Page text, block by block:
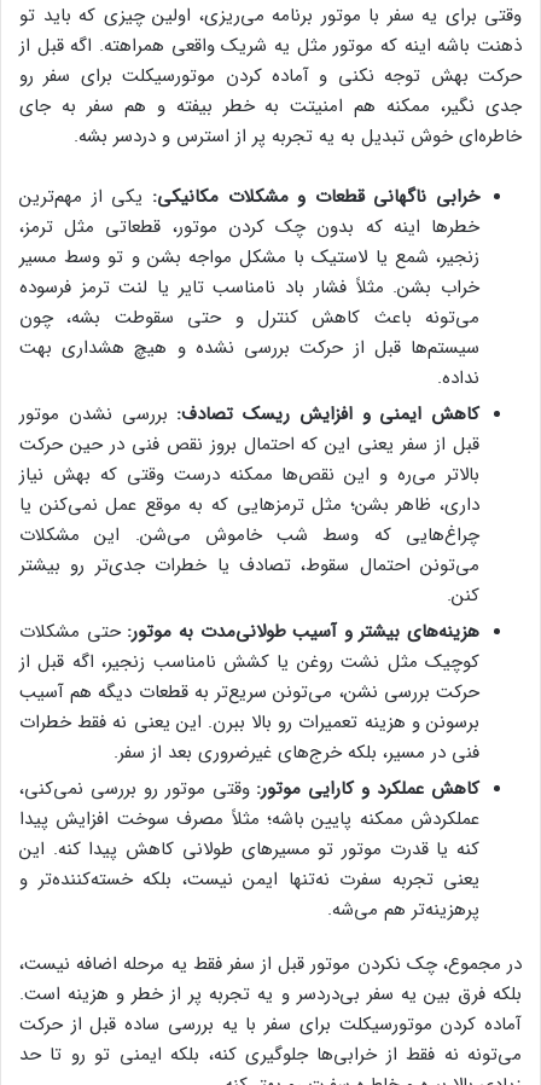
وقتی برای یه سفر با موتور برنامه می‌ریزی، اولین چیزی که باید تو
ذهنت باشه اینه که موتور مثل یه شریک واقعی همراهته. اگه قبل از
حرکت بهش توجه نکنی و آماده کردن موتورسیکلت برای سفر رو
جدی نگیر، ممکنه هم امنیتت به خطر بیفته و هم سفر به جای
خاطره‌ای خوش تبدیل به یه تجربه پر از استرس و دردسر بشه.
خرابی ناگهانی قطعات و مشکلات مکانیکی: یکی از مهم‌ترین
خطرها اینه که بدون چک کردن موتور، قطعاتی مثل ترمز،
زنجیر، شمع یا لاستیک با مشکل مواجه بشن و تو وسط مسیر
خراب بشن. مثلاً فشار باد نامناسب تایر یا لنت ترمز فرسوده
می‌تونه باعث کاهش کنترل و حتی سقوطت بشه، چون
سیستم‌ها قبل از حرکت بررسی نشده و هیچ هشداری بهت
نداده.
کاهش ایمنی و افزایش ریسک تصادف: بررسی نشدن موتور
قبل از سفر یعنی این که احتمال بروز نقص فنی در حین حرکت
بالاتر می‌ره و این نقص‌ها ممکنه درست وقتی که بهش نیاز
داری، ظاهر بشن؛ مثل ترمزهایی که به موقع عمل نمی‌کنن یا
چراغ‌هایی که وسط شب خاموش می‌شن. این مشکلات
می‌تونن احتمال سقوط، تصادف یا خطرات جدی‌تر رو بیشتر
کنن.
هزینه‌های بیشتر و آسیب طولانی‌مدت به موتور: حتی مشکلات
کوچیک مثل نشت روغن یا کشش نامناسب زنجیر، اگه قبل از
حرکت بررسی نشن، می‌تونن سریع‌تر به قطعات دیگه هم آسیب
برسونن و هزینه تعمیرات رو بالا ببرن. این یعنی نه فقط خطرات
فنی در مسیر، بلکه خرج‌های غیرضروری بعد از سفر.
کاهش عملکرد و کارایی موتور: وقتی موتور رو بررسی نمی‌کنی،
عملکردش ممکنه پایین باشه؛ مثلاً مصرف سوخت افزایش پیدا
کنه یا قدرت موتور تو مسیرهای طولانی کاهش پیدا کنه. این
یعنی تجربه سفرت نه‌تنها ایمن نیست، بلکه خسته‌کننده‌تر و
پرهزینه‌تر هم می‌شه.
در مجموع، چک نکردن موتور قبل از سفر فقط یه مرحله اضافه نیست،
بلکه فرق بین یه سفر بی‌دردسر و یه تجربه پر از خطر و هزینه است.
آماده کردن موتورسیکلت برای سفر با یه بررسی ساده قبل از حرکت
می‌تونه نه فقط از خرابی‌ها جلوگیری کنه، بلکه ایمنی تو رو تا حد